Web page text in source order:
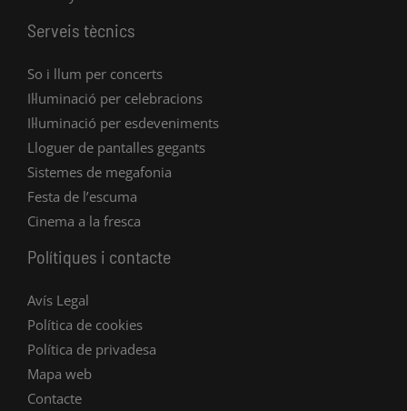
Serveis tècnics
So i llum per concerts
Il·luminació per celebracions
Il·luminació per esdeveniments
Lloguer de pantalles gegants
Sistemes de megafonia
Festa de l’escuma
Cinema a la fresca
Polítiques i contacte
Avís Legal
Política de cookies
Política de privadesa
Mapa web
Contacte